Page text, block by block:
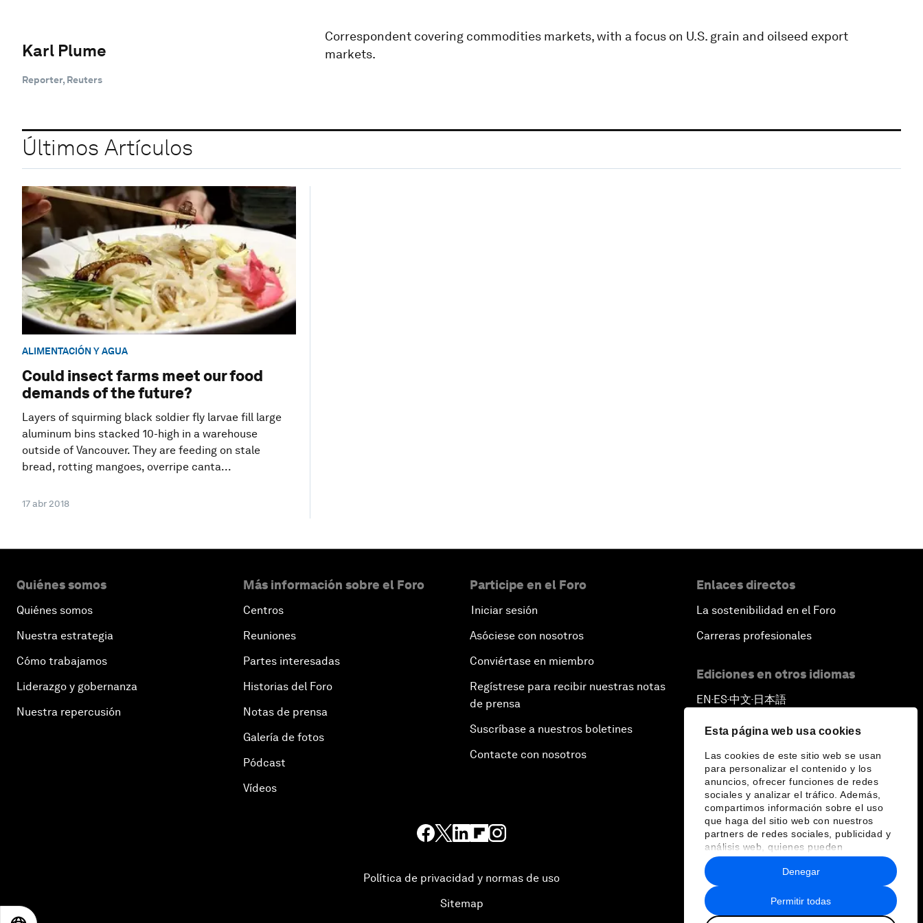
Esta página web usa cookies
Las cookies de este sitio web se usan
para personalizar el contenido y los
anuncios, ofrecer funciones de redes
sociales y analizar el tráfico. Además,
compartimos información sobre el uso
que haga del sitio web con nuestros
partners de redes sociales, publicidad y
análisis web, quienes pueden
combinarla con otra información que les
haya proporcionado o que hayan
recopilado a partir del uso que haya
hecho de sus servicios.
Permitir todas
Denegar
Karl Plume
Reporter, Reuters
Correspondent covering commodities markets, with a focus on U.S. grain and oilseed export
markets.
Últimos Artículos
ALIMENTACIÓN Y AGUA
Could insect farms meet our food
demands of the future?
Layers of squirming black soldier fly larvae fill large
aluminum bins stacked 10-high in a warehouse
outside of Vancouver. They are feeding on stale
bread, rotting mangoes, overripe canta...
17 abr 2018
Quiénes somos
Quiénes somos
Nuestra estrategia
Cómo trabajamos
Liderazgo y gobernanza
Nuestra repercusión
Más información sobre el Foro
Centros
Reuniones
Partes interesadas
Historias del Foro
Notas de prensa
Galería de fotos
Pódcast
Vídeos
Participe en el Foro
Iniciar sesión
Asóciese con nosotros
Conviértase en miembro
Regístrese para recibir nuestras notas
de prensa
Suscríbase a nuestros boletines
Contacte con nosotros
Enlaces directos
La sostenibilidad en el Foro
Carreras profesionales
Ediciones en otros idiomas
EN ▪ ES▪中文▪ 日本語
Política de privacidad y normas de uso
Sitemap